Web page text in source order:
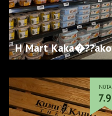
H Mart Kaka�??ako
NOTA
7.9